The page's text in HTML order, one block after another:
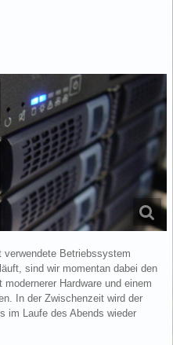
Betriebssystem
sind wir momentan dabei den
Hardware und einem
In der Zwischenzeit wird der
im Laufe des Abends wieder